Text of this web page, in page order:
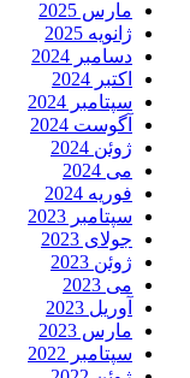
مارس 2025
ژانویه 2025
دسامبر 2024
اکتبر 2024
سپتامبر 2024
آگوست 2024
ژوئن 2024
می 2024
فوریه 2024
سپتامبر 2023
جولای 2023
ژوئن 2023
می 2023
آوریل 2023
مارس 2023
سپتامبر 2022